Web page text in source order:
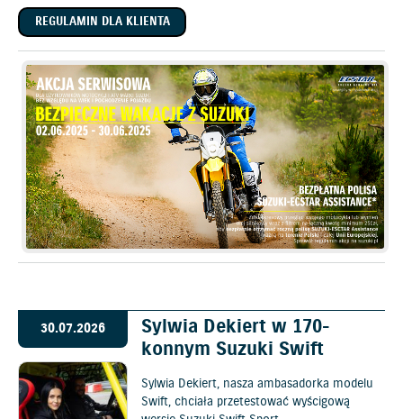
REGULAMIN DLA KLIENTA
30.07.2026
Sylwia Dekiert w 170-
konnym Suzuki Swift
Sylwia Dekiert, nasza ambasadorka modelu
Swift, chciała przetestować wyścigową